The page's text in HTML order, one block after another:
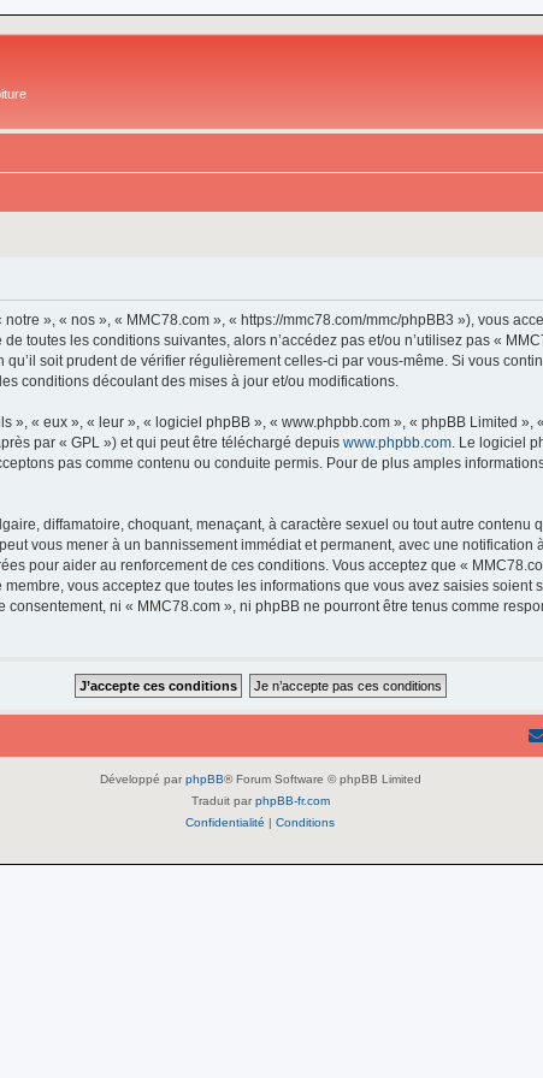
», « nos », « MMC78.com », « https://mmc78.com/mmc/phpBB3 »), vous
toutes les conditions suivantes, alors n’accédez pas et/ou n’utilisez pas «
soit prudent de vérifier régulièrement celles-ci par vous-même. Si vous
conditions découlant des mises à jour et/ou modifications.
», « eux », « leur », « logiciel phpBB », « www.phpbb.com », « phpBB Limited
par « GPL ») et qui peut être téléchargé depuis www.phpbb.com. Le logiciel
pas comme contenu ou conduite permis. Pour de plus amples
diffamatoire, choquant, menaçant, à caractère sexuel ou tout autre contenu
vous mener à un bannissement immédiat et permanent, avec une notification
pour aider au renforcement de ces conditions. Vous acceptez que «
vous acceptez que toutes les informations que vous avez saisies
ni « MMC78.com », ni phpBB ne pourront être tenus comme
Développé par phpBB® Forum Software © phpBB Limited
Traduit par phpBB-fr.com
Confidentialité | Conditions